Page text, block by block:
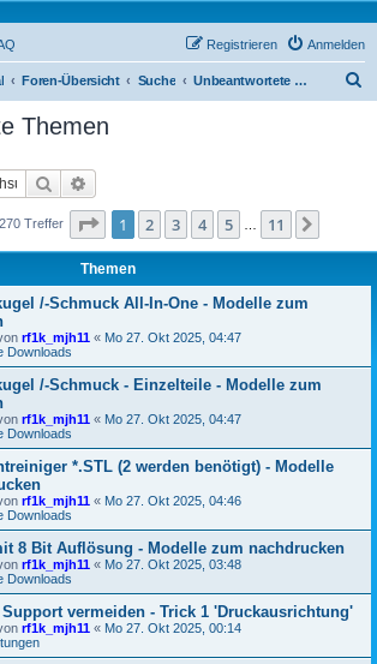
Anmelden
Registrieren
Foren-Übersicht Suche Unbeantwortete Themen
Themen
Suche
Treffer Seite 1von 11
1 2 3 4 5 11
Themen
/-Schmuck All-In-One - Modelle zum
rf1k_mjh11 « Mo 27. Okt 2025, 04:47
Downloads
/-Schmuck - Einzelteile - Modelle zum
rf1k_mjh11 « Mo 27. Okt 2025, 04:47
Downloads
*.STL (2 werden benötigt) - Modelle
rf1k_mjh11 « Mo 27. Okt 2025, 04:46
Downloads
8 Bit Auflösung - Modelle zum nachdrucken
rf1k_mjh11 « Mo 27. Okt 2025, 03:48
Downloads
Support vermeiden - Trick 1 'Druckausrichtung'
rf1k_mjh11 « Mo 27. Okt 2025, 00:14